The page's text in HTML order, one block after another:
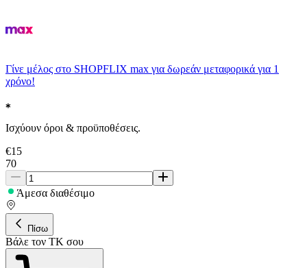
Γίνε μέλος στο SHOPFLIX max για δωρεάν μεταφορικά για 1
χρόνο!
Ισχύουν όροι & προϋποθέσεις.
€15
70
Άμεσα διαθέσιμο
Πίσω
Βάλε τον ΤΚ σου